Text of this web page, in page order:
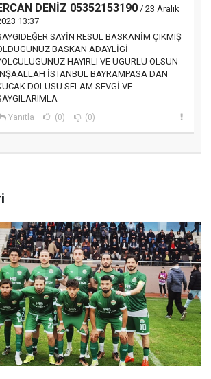
DENİZ 05352153190 / 23 Aralık
13:37
SAYİN RESUL BASKANİM ÇIKMIŞ
BASKAN ADAYLİGİ
HAYIRLI VE UGURLU OLSUN
İSTANBUL BAYRAMPASA DAN
DOLUSU SELAM SEVGİ VE
Yanıtla (0) (0)